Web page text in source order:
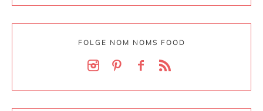
FOLGE NOM NOMS FOOD